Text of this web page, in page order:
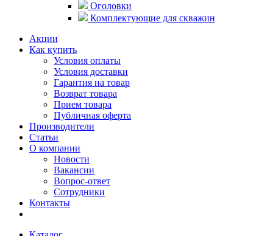
Оголовки
Комплектующие для скважин
Акции
Как купить
Условия оплаты
Условия доставки
Гарантия на товар
Возврат товара
Прием товара
Публичная оферта
Производители
Статьи
О компании
Новости
Вакансии
Вопрос-ответ
Сотрудники
Контакты